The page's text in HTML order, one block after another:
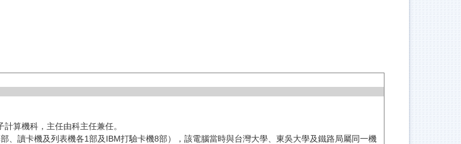
算機科，主任由科主任兼任。
、讀卡機及列表機各1部及IBM打驗卡機8部），該電腦當時與台灣大學、東吳大學及鐵路局屬同一機